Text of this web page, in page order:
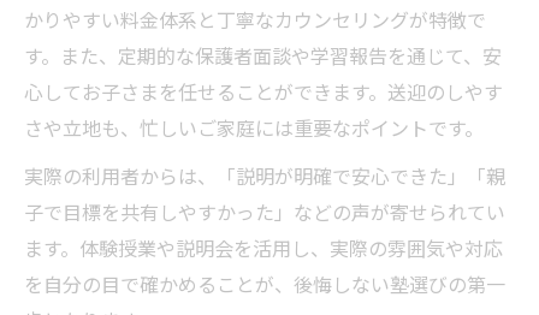
かりやすい料金体系と丁寧なカウンセリングが特徴で
す。また、定期的な保護者面談や学習報告を通じて、安
心してお子さまを任せることができます。送迎のしやす
さや立地も、忙しいご家庭には重要なポイントです。
実際の利用者からは、「説明が明確で安心できた」「親
子で目標を共有しやすかった」などの声が寄せられてい
ます。体験授業や説明会を活用し、実際の雰囲気や対応
を自分の目で確かめることが、後悔しない塾選びの第一